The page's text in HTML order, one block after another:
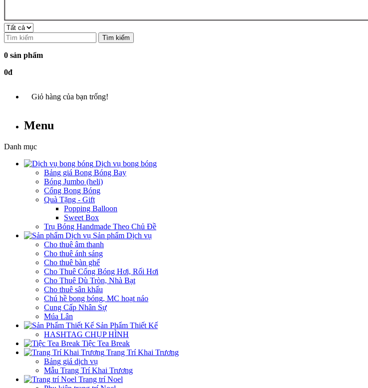
Tìm kiếm
0 sản phẩm
0đ
Giỏ hàng của bạn trống!
Menu
Danh mục
Dịch vụ bong bóng
Bảng giá Bong Bóng Bay
Bóng Jumbo (heli)
Cổng Bong Bóng
Quà Tặng - Gift
Popping Balloon
Sweet Box
Trụ Bóng Handmade Theo Chủ Đề
Sản phẩm Dịch vụ
Cho thuê âm thanh
Cho thuê ánh sáng
Cho thuê bàn ghế
Cho Thuê Cổng Bóng Hơi, Rối Hơi
Cho Thuê Dù Tròn, Nhà Bạt
Cho thuê sân khấu
Chú hề bong bóng, MC hoạt náo
Cung Cấp Nhân Sự
Múa Lân
Sản Phẩm Thiết Kế
HASHTAG CHỤP HÌNH
Tiệc Tea Break
Trang Trí Khai Trương
Bảng giá dịch vụ
Mẫu Trang Trí Khai Trương
Trang trí Noel